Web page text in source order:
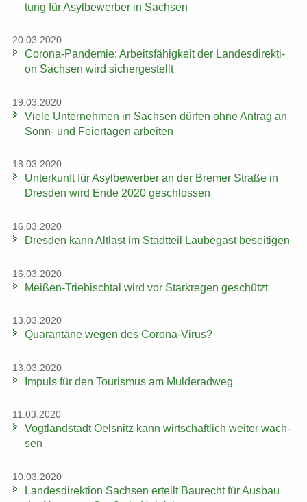
tung für Asyl­be­wer­ber in Sach­sen
20.03.2020
Corona-​Pandemie: Ar­beits­fä­hig­keit der Lan­des­di­rek­ti­
on Sach­sen wird si­cher­ge­stellt
19.03.2020
Viele Un­ter­neh­men in Sach­sen dür­fen ohne An­trag an
Sonn- und Fei­er­ta­gen ar­bei­ten
18.03.2020
Un­ter­kunft für Asyl­be­wer­ber an der Bre­mer Stra­ße in
Dres­den wird Ende 2020 ge­schlos­sen
16.03.2020
Dres­den kann Alt­last im Stadt­teil Lau­be­gast be­sei­ti­gen
16.03.2020
Meißen-​Triebischtal wird vor Stark­re­gen ge­schützt
13.03.2020
Qua­ran­tä­ne wegen des Corona-​Virus?
13.03.2020
Im­puls für den Tou­ris­mus am Mul­derad­weg
11.03.2020
Vogt­land­stadt Oels­nitz kann wirt­schaft­lich wei­ter wach­
sen
10.03.2020
Lan­des­di­rek­ti­on Sach­sen er­teilt Bau­recht für Aus­bau